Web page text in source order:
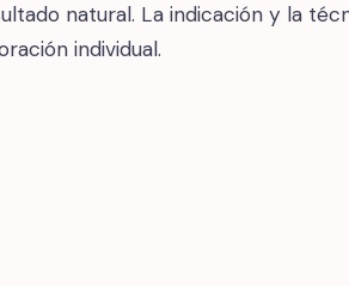
natural. La indicación y la
individual.